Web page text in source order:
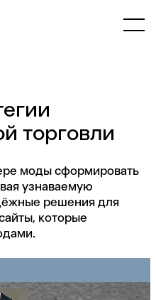
торговли
моды сформировать
узнаваемую
решения для
которые